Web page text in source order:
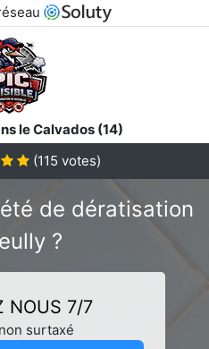
le Calvados (14)
(115 votes)
de dératisation
?
NOUS 7/7
surtaxé